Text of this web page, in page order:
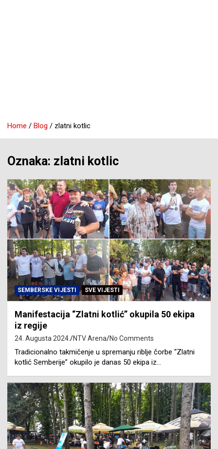
Home Blog zlatni kotlic
Oznaka: zlatni kotlic
SEMBERSKE VIJESTI SVE VIJESTI
Manifestacija “Zlatni kotlić” okupila 50 ekipa
iz regije
24. Augusta 2024. NTV Arena No Comments
Tradicionalno takmičenje u spremanju riblje čorbe “Zlatni
kotlić Semberije” okupilo je danas 50 ekipa iz…